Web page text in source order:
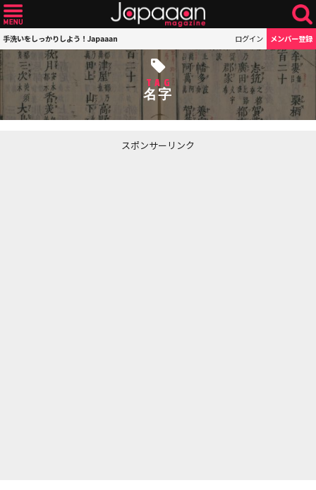
手洗いをしっかりしよう！Japaaan ログイン メンバー登録
TAG
名字
スポンサーリンク